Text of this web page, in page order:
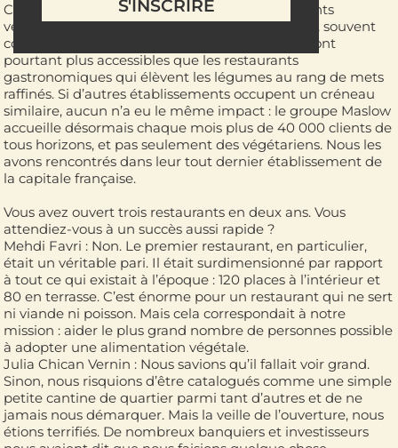
Ces établissements se distinguent des restaurants
végétariens familiaux qui existaient auparavant, souvent
conçus sous l’angle de l’alimentation saine. Ils sont
pourtant plus accessibles que les restaurants
gastronomiques qui élèvent les légumes au rang de mets
raffinés. Si d’autres établissements occupent un créneau
similaire, aucun n’a eu le même impact : le groupe Maslow
accueille désormais chaque mois plus de 40 000 clients de
tous horizons, et pas seulement des végétariens. Nous les
avons rencontrés dans leur tout dernier établissement de
la capitale française.
Vous avez ouvert trois restaurants en deux ans. Vous
attendiez-vous à un succès aussi rapide ?
Mehdi Favri : Non. Le premier restaurant, en particulier,
était un véritable pari. Il était surdimensionné par rapport
à tout ce qui existait à l’époque : 120 places à l’intérieur et
80 en terrasse. C’est énorme pour un restaurant qui ne sert
ni viande ni poisson. Mais cela correspondait à notre
mission : aider le plus grand nombre de personnes possible
à adopter une alimentation végétale.
Julia Chican Vernin : Nous savions qu’il fallait voir grand.
Sinon, nous risquions d’être catalogués comme une simple
petite cantine de quartier parmi tant d’autres et de ne
jamais nous démarquer. Mais la veille de l’ouverture, nous
étions terrifiés. De nombreux banquiers et investisseurs